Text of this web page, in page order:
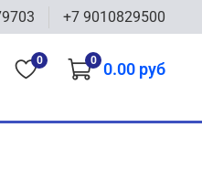
+7 9010829500
0 0 0.00 руб